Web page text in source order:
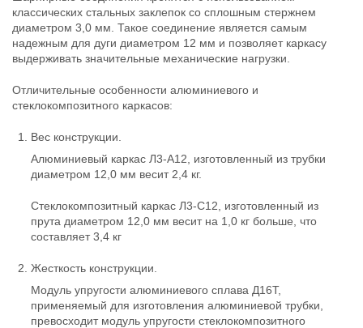
классических стальных заклепок со сплошным стержнем
диаметром 3,0 мм. Такое соединение является самым
надежным для дуги диаметром 12 мм и позволяет каркасу
выдерживать значительные механические нагрузки.
Отличительные особенности алюминиевого и
стеклокомпозитного каркасов:
Вес конструкции.
Алюминиевый каркас Л3-А12, изготовленный из трубки
диаметром 12,0 мм весит 2,4 кг.
Стеклокомпозитный каркас Л3-С12, изготовленный из
прута диаметром 12,0 мм весит на 1,0 кг больше, что
составляет 3,4 кг
Жесткость конструкции.
Модуль упругости алюминиевого сплава Д16Т,
применяемый для изготовления алюминиевой трубки,
превосходит модуль упругости стеклокомпозитного